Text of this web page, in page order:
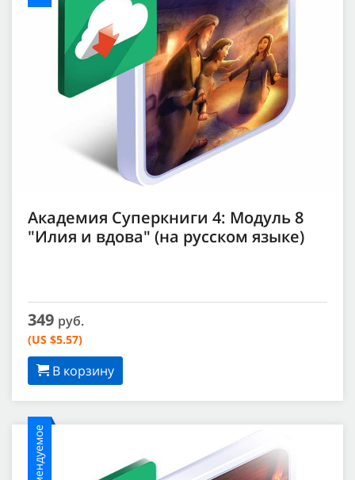
Академия Суперкниги 4: Модуль 8
"Илия и вдова" (на русском языке)
349 руб.
(US $5.57)
В корзину